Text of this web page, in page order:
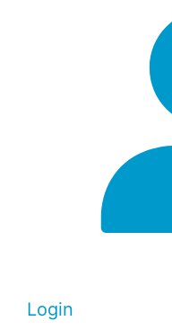
Login